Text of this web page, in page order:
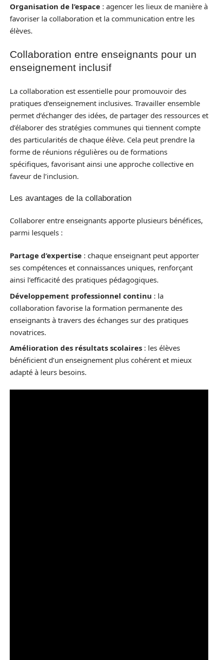
Organisation de l’espace : agencer les lieux de manière à
favoriser la collaboration et la communication entre les
élèves.
Collaboration entre enseignants pour un
enseignement inclusif
La collaboration est essentielle pour promouvoir des
pratiques d’enseignement inclusives. Travailler ensemble
permet d’échanger des idées, de partager des ressources et
d’élaborer des stratégies communes qui tiennent compte
des particularités de chaque élève. Cela peut prendre la
forme de réunions régulières ou de formations
spécifiques, favorisant ainsi une approche collective en
faveur de l’inclusion.
Les avantages de la collaboration
Collaborer entre enseignants apporte plusieurs bénéfices,
parmi lesquels :
Partage d’expertise : chaque enseignant peut apporter
ses compétences et connaissances uniques, renforçant
ainsi l’efficacité des pratiques pédagogiques.
Développement professionnel continu : la
collaboration favorise la formation permanente des
enseignants à travers des échanges sur des pratiques
novatrices.
Amélioration des résultats scolaires : les élèves
bénéficient d’un enseignement plus cohérent et mieux
adapté à leurs besoins.